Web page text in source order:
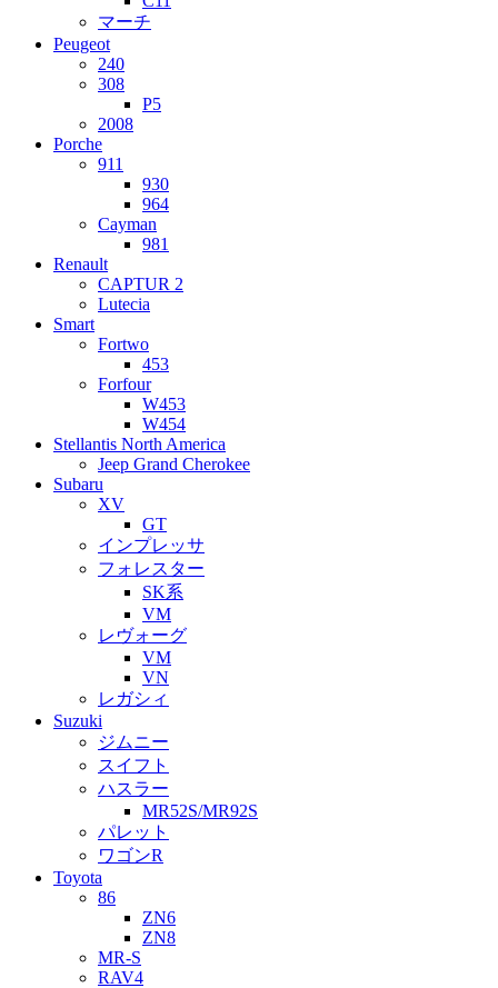
マーチ
Peugeot
240
308
P5
2008
Porche
911
930
964
Cayman
981
Renault
CAPTUR 2
Lutecia
Smart
Fortwo
453
Forfour
W453
W454
Stellantis North America
Jeep Grand Cherokee
Subaru
XV
GT
インプレッサ
フォレスター
SK系
VM
レヴォーグ
VM
VN
レガシィ
Suzuki
ジムニー
スイフト
ハスラー
MR52S/MR92S
パレット
ワゴンR
Toyota
86
ZN6
ZN8
MR-S
RAV4